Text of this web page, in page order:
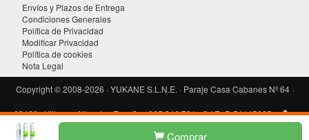
Envíos y Plazos de Entrega
Condiciones Generales
Política de Privacidad
Modificar Privacidad
Política de cookies
Nota Legal
Copyright © 2008-2026 · YUKANE S.L.N.E. · Paraje Casa Cabanes Nº 64 ·
03400 · Villena · Alicante · España · 965 346 791 · C.I.F.: B-54145685
Comprar